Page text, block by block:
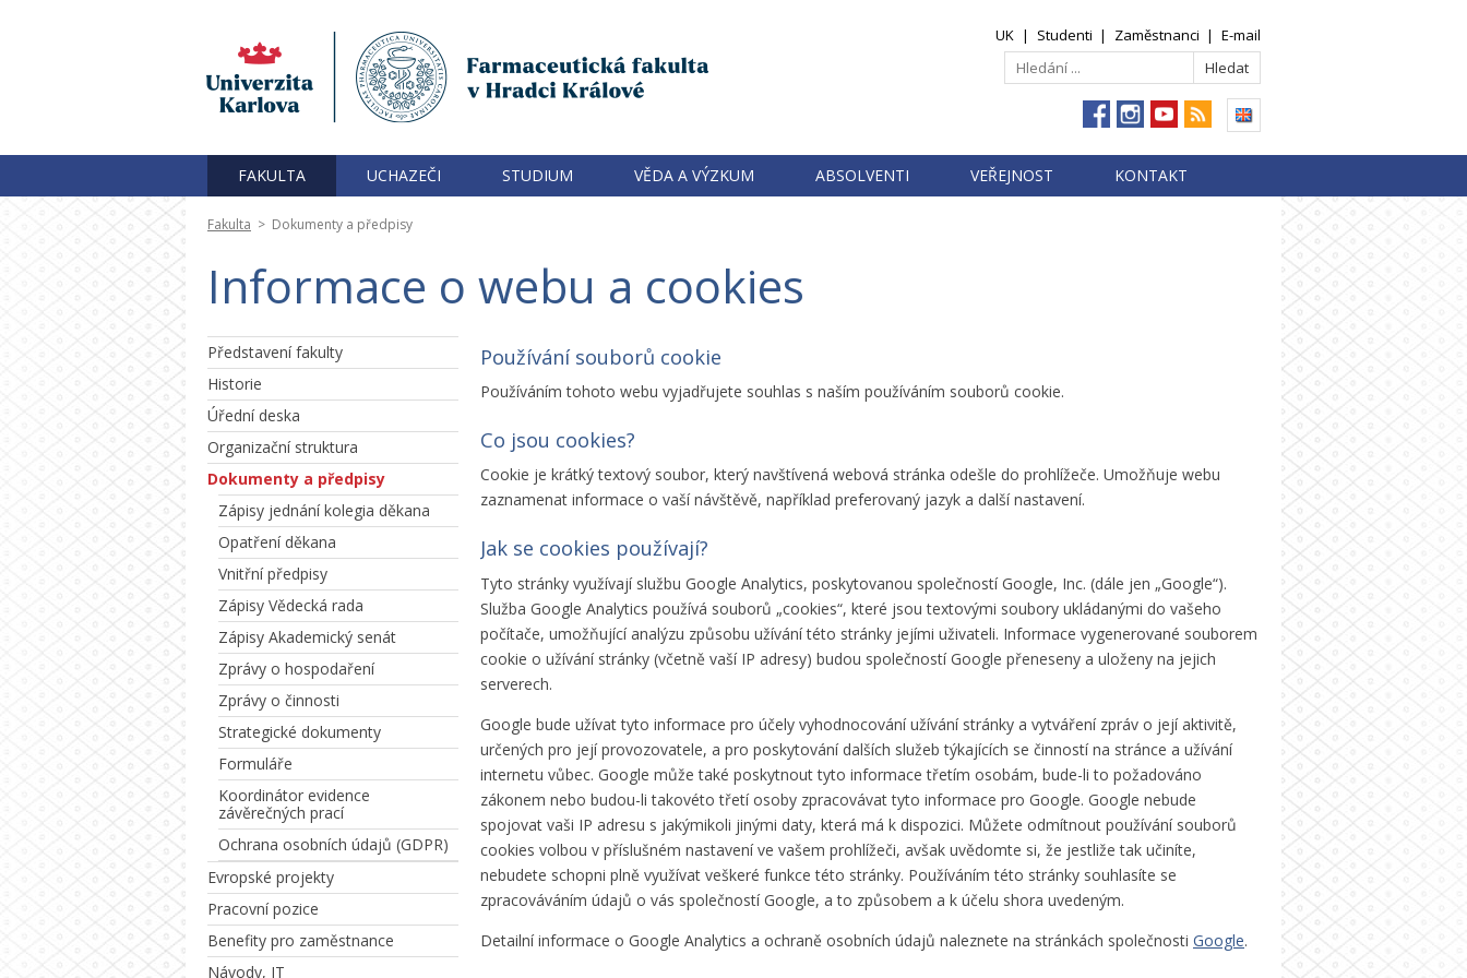
UK | Studenti | Zaměstnanci | E-mail
FAKULTA UCHAZEČI STUDIUM VĚDA A VÝZKUM ABSOLVENTI VEŘEJNOST KONTAKT
Fakulta > Dokumenty a předpisy
Informace o webu a cookies
Představení fakulty
Historie
Úřední deska
Organizační struktura
Dokumenty a předpisy
Zápisy jednání kolegia děkana
Opatření děkana
Vnitřní předpisy
Zápisy Vědecká rada
Zápisy Akademický senát
Zprávy o hospodaření
Zprávy o činnosti
Strategické dokumenty
Formuláře
Koordinátor evidence
závěrečných prací
Ochrana osobních údajů (GDPR)
Evropské projekty
Pracovní pozice
Benefity pro zaměstnance
Návody, IT
Používání souborů cookie
Používáním tohoto webu vyjadřujete souhlas s naším používáním souborů cookie.
Co jsou cookies?
Cookie je krátký textový soubor, který navštívená webová stránka odešle do prohlížeče. Umožňuje webu
zaznamenat informace o vaší návštěvě, například preferovaný jazyk a další nastavení.
Jak se cookies používají?
Tyto stránky využívají službu Google Analytics, poskytovanou společností Google, Inc. (dále jen „Google“).
Služba Google Analytics používá souborů „cookies“, které jsou textovými soubory ukládanými do vašeho
počítače, umožňující analýzu způsobu užívání této stránky jejími uživateli. Informace vygenerované souborem
cookie o užívání stránky (včetně vaší IP adresy) budou společností Google přeneseny a uloženy na jejich
serverech.
Google bude užívat tyto informace pro účely vyhodnocování užívání stránky a vytváření zpráv o její aktivitě,
určených pro její provozovatele, a pro poskytování dalších služeb týkajících se činností na stránce a užívání
internetu vůbec. Google může také poskytnout tyto informace třetím osobám, bude-li to požadováno
zákonem nebo budou-li takovéto třetí osoby zpracovávat tyto informace pro Google. Google nebude
spojovat vaši IP adresu s jakýmikoli jinými daty, která má k dispozici. Můžete odmítnout používání souborů
cookies volbou v příslušném nastavení ve vašem prohlížeči, avšak uvědomte si, že jestliže tak učiníte,
nebudete schopni plně využívat veškeré funkce této stránky. Používáním této stránky souhlasíte se
zpracováváním údajů o vás společností Google, a to způsobem a k účelu shora uvedeným.
Detailní informace o Google Analytics a ochraně osobních údajů naleznete na stránkách společnosti Google.